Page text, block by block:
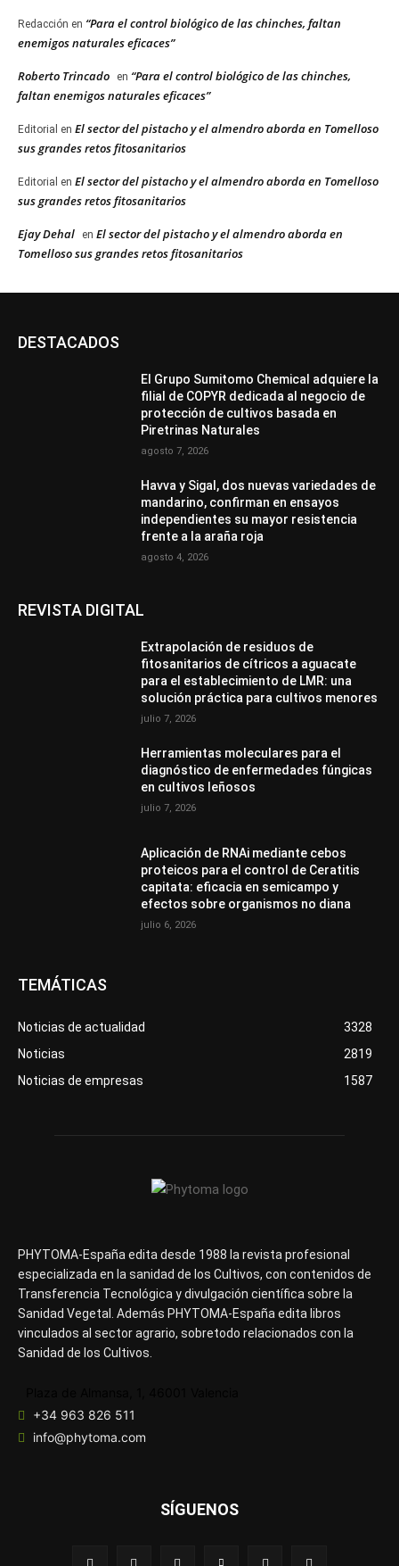
Redacción en “Para el control biológico de las chinches, faltan
enemigos naturales eficaces”
Roberto Trincado en “Para el control biológico de las chinches,
faltan enemigos naturales eficaces”
Editorial en El sector del pistacho y el almendro aborda en Tomelloso
sus grandes retos fitosanitarios
Editorial en El sector del pistacho y el almendro aborda en Tomelloso
sus grandes retos fitosanitarios
Ejay Dehal en El sector del pistacho y el almendro aborda en
Tomelloso sus grandes retos fitosanitarios
DESTACADOS
El Grupo Sumitomo Chemical adquiere la
filial de COPYR dedicada al negocio de
protección de cultivos basada en
Piretrinas Naturales
agosto 7, 2026
Havva y Sigal, dos nuevas variedades de
mandarino, confirman en ensayos
independientes su mayor resistencia
frente a la araña roja
agosto 4, 2026
REVISTA DIGITAL
Extrapolación de residuos de
fitosanitarios de cítricos a aguacate
para el establecimiento de LMR: una
solución práctica para cultivos menores
julio 7, 2026
Herramientas moleculares para el
diagnóstico de enfermedades fúngicas
en cultivos leñosos
julio 7, 2026
Aplicación de RNAi mediante cebos
proteicos para el control de Ceratitis
capitata: eficacia en semicampo y
efectos sobre organismos no diana
julio 6, 2026
TEMÁTICAS
Noticias de actualidad
3328
Noticias
2819
Noticias de empresas
1587
PHYTOMA-España edita desde 1988 la revista profesional
especializada en la sanidad de los Cultivos, con contenidos de
Transferencia Tecnológica y divulgación científica sobre la
Sanidad Vegetal. Además PHYTOMA-España edita libros
vinculados al sector agrario, sobretodo relacionados con la
Sanidad de los Cultivos.
+34 963 826 511
info@phytoma.com
SÍGUENOS